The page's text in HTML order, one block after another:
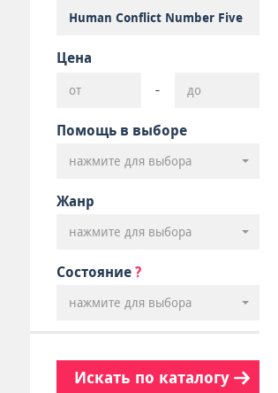
Цена
-
Помощь в выборе
нажмите для выбора
Жанр
нажмите для выбора
Состояние ?
нажмите для выбора
Искать по каталогу